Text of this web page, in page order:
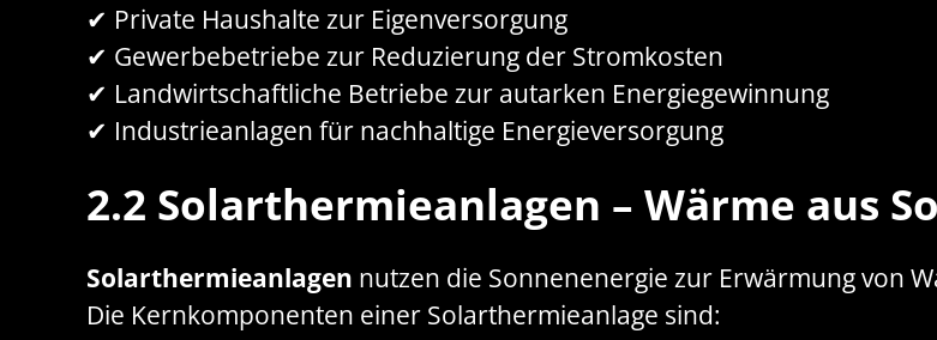
✔ Private Haushalte zur Eigenversorgung
✔ Gewerbebetriebe zur Reduzierung der Stromkosten
✔ Landwirtschaftliche Betriebe zur autarken Energiegewinnung
✔ Industrieanlagen für nachhaltige Energieversorgung
2.2 Solarthermieanlagen – Wärme aus
Solarthermieanlagen nutzen die Sonnenenergie zur Erwärmung von
Die Kernkomponenten einer Solarthermieanlage sind: